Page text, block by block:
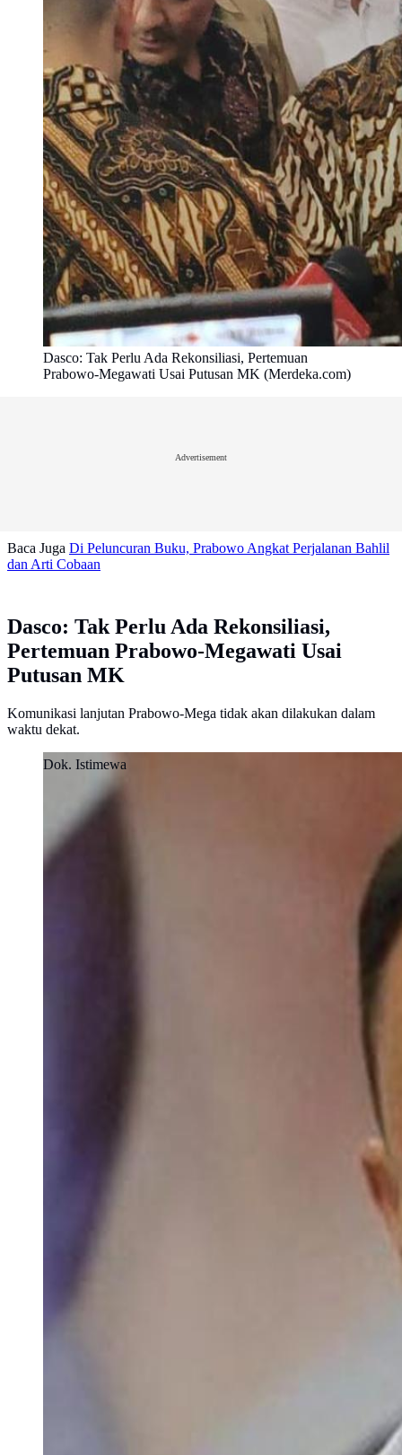
Dasco: Tak Perlu Ada Rekonsiliasi, Pertemuan
Prabowo-Megawati Usai Putusan MK (Merdeka.com)
Advertisement
Baca Juga Di Peluncuran Buku, Prabowo Angkat Perjalanan Bahlil
dan Arti Cobaan
Dasco: Tak Perlu Ada Rekonsiliasi,
Pertemuan Prabowo-Megawati Usai
Putusan MK
Komunikasi lanjutan Prabowo-Mega tidak akan dilakukan dalam
waktu dekat.
Dok. Istimewa